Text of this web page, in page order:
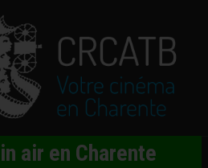
air en Charente